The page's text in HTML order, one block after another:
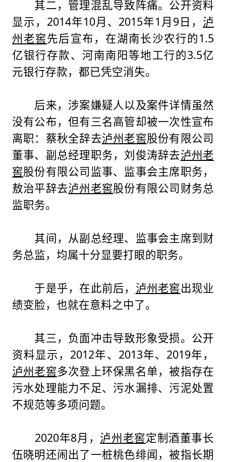
其二，管理混乱导致阵痛。公开资料
显示，2014年10月、2015年1月9日， 泸
州老窖先后宣布，在湖南长沙农行的1.5
亿银行存款、河南南阳等地工行的3.5亿
元银行存款，都已凭空消失。
后来，涉案嫌疑人以及案件详情虽然
没有公布，但有三名高管却被一次性宣布
离职：蔡秋全辞去泸州老窖股份有限公司
董事、副总经理职务，刘俊涛辞去泸州老
窖股份有限公司监事、监事会主席职务，
敖治平辞去泸州老窖股份有限公司财务总
监职务。
其间，从副总经理、监事会主席到财
务总监，均属十分显要打眼的职务。
于是乎，在此前后， 泸州老窖出现业
绩变脸，也就在意料之中了。
其三，负面冲击导致形象受损。公开
资料显示，2012年、2013年、2019年，
泸州老窖多次登上环保黑名单，被指存在
污水处理能力不足、污水漏排、污泥处置
不规范等多项问题。
2020年8月， 泸州老窖定制酒董事长
伍晓明还闹出了一桩桃色绯闻，被指长期